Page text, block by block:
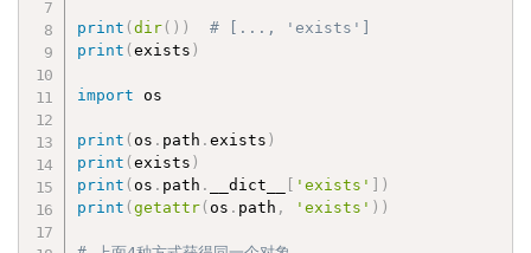
print (dir ( ) )
# [..., 'exists']
print (exists )
import os
print ( os . path .exists )
print (exists )
print ( os . path . __dict__ 'exists'
)
print (getattr ( os . path , 'exists' ) )